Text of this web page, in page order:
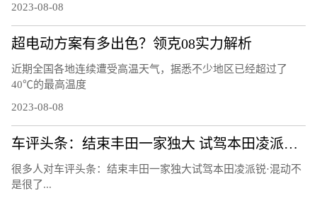
2023-08-08
超电动方案有多出色？领克08实力解析
近期全国各地连续遭受高温天气，据悉不少地区已经超过了
40℃的最高温度
2023-08-08
车评头条：结束丰田一家独大 试驾本田凌派锐·混动
很多人对车评头条：结束丰田一家独大试驾本田凌派锐·混动不
是很了...